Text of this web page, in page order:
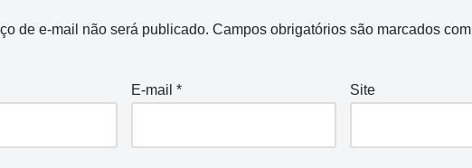
de e-mail não será publicado. Campos obrigatórios são marcados com
E-mail* Site